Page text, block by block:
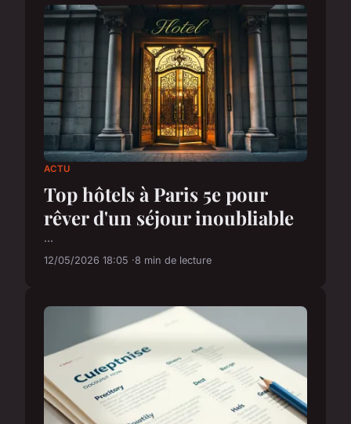
ACTU
Top hôtels à Paris 5e pour
rêver d'un séjour inoubliable
...
12/05/2026 18:05 8 min de lecture